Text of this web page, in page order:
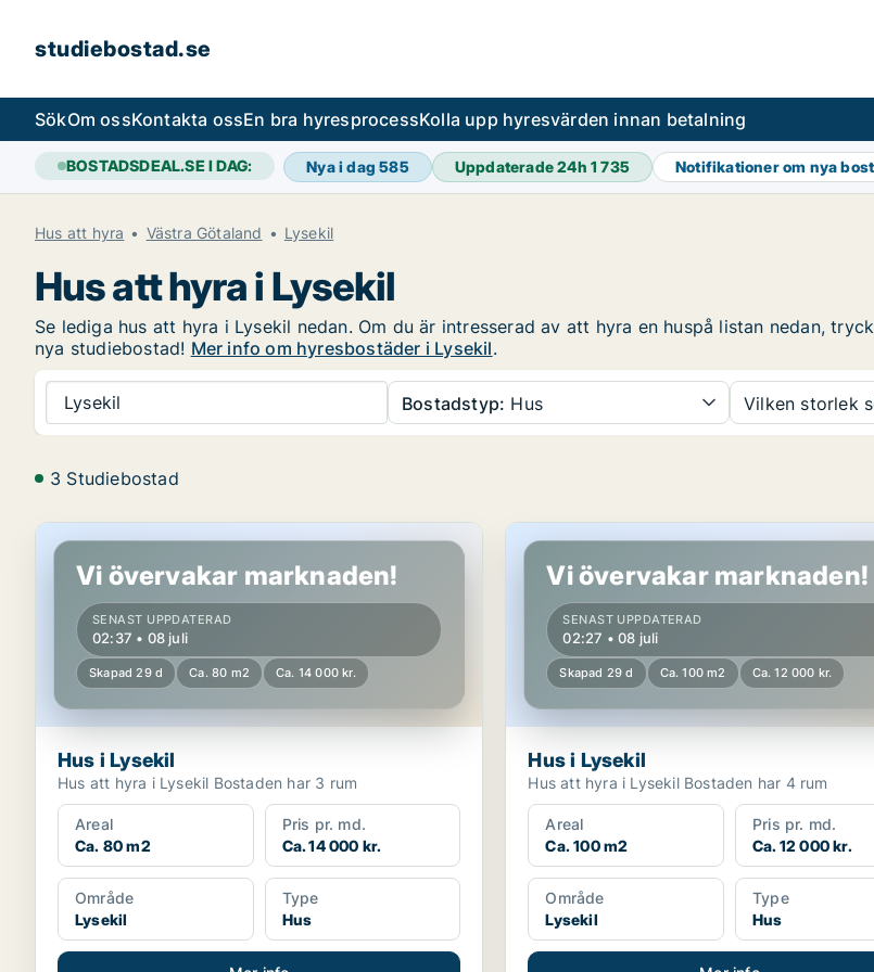
studiebostad.se
SökOm ossKontakta ossEn bra hyresprocessKolla upp hyresvärden innan betalning
BOSTADSDEAL.SE I DAG: Nya i dag585 Uppdaterade 24h1 735 Notifikationer om nya
Hus att hyra Västra Götaland Lysekil
Hus att hyra i Lysekil
Se lediga hus att hyra i Lysekil nedan. Om du är intresserad av att hyra en huspå listan nedan,
nya studiebostad! Mer info om hyresbostäder i Lysekil.
Lysekil Bostadstyp: Hus Vilken storlek
3 Studiebostad
Hus i Lysekil
Vi övervakar marknaden!
SENAST UPPDATERAD
02:37 • 08 juli
Skapad 29 d Ca. 80 m2 Ca. 14 000 kr.
Hus i Lysekil
Hus att hyra i Lysekil Bostaden har 3 rum
Areal
Ca. 80 m2
Pris pr. md.
Ca. 14 000 kr.
Område
Lysekil
Type
Hus
Hus i Lysekil
Vi övervakar marknaden!
SENAST UPPDATERAD
02:27 • 08 juli
Skapad 29 d Ca. 100 m2 Ca. 12 000 kr.
Hus i Lysekil
Hus att hyra i Lysekil Bostaden har 4 rum
Areal
Ca. 100 m2
Pris pr. md.
Ca. 12 000 kr.
Område
Lysekil
Type
Hus